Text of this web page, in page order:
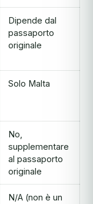
Dipende dal
passaporto
originale
Solo Malta
No,
supplementare
al passaporto
originale
N/A (non è un